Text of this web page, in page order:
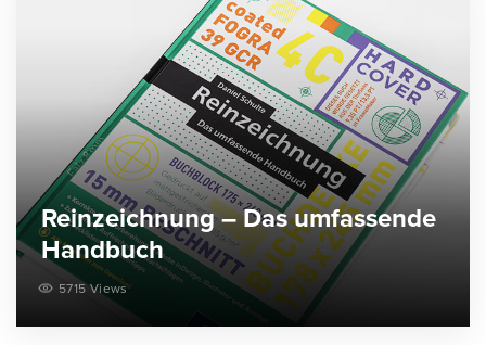
Reinzeichnung – Das umfassende
Handbuch
5715 Views